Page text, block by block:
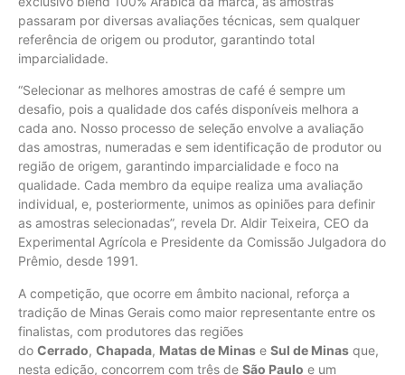
passaram por diversas avaliações técnicas, sem qualquer
referência de origem ou produtor, garantindo total
imparcialidade.
“Selecionar as melhores amostras de café é sempre um
desafio, pois a qualidade dos cafés disponíveis melhora a
cada ano. Nosso processo de seleção envolve a avaliação
das amostras, numeradas e sem identificação de produtor ou
região de origem, garantindo imparcialidade e foco na
qualidade. Cada membro da equipe realiza uma avaliação
individual, e, posteriormente, unimos as opiniões para definir
as amostras selecionadas”, revela Dr. Aldir Teixeira, CEO da
Experimental Agrícola e Presidente da Comissão Julgadora do
Prêmio, desde 1991.
A competição, que ocorre em âmbito nacional, reforça a
tradição de Minas Gerais como maior representante entre os
finalistas, com produtores das regiões
do Cerrado, Chapada, Matas de Minas e Sul de Minas que,
nesta edição, concorrem com três de São Paulo e um